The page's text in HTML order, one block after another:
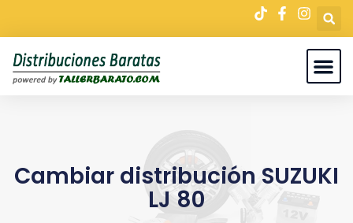
Cambiar distribución SUZUKI
LJ 80